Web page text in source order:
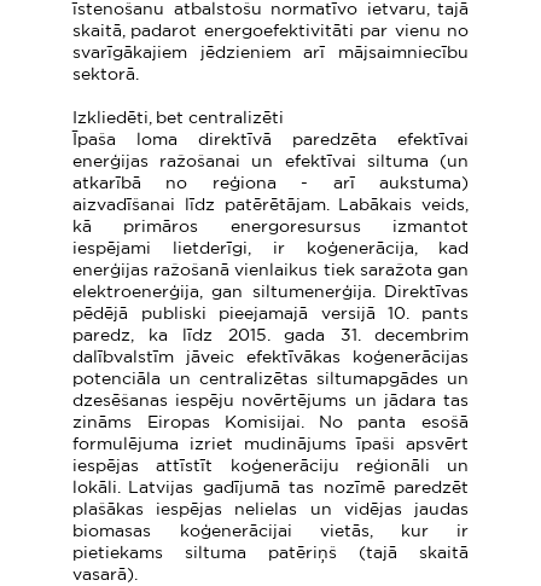
īstenošanu atbalstošu normatīvo ietvaru, tajā
skaitā, padarot energoefektivitāti par vienu no
svarīgākajiem jēdzieniem arī mājsaimniecību
sektorā.
Izkliedēti, bet centralizēti
Īpaša loma direktīvā paredzēta efektīvai
enerģijas ražošanai un efektīvai siltuma (un
atkarībā no reģiona - arī aukstuma)
aizvadīšanai līdz patērētājam. Labākais veids,
kā primāros energoresursus izmantot
iespējami lietderīgi, ir koģenerācija, kad
enerģijas ražošanā vienlaikus tiek saražota gan
elektroenerģija, gan siltumenerģija. Direktīvas
pēdējā publiski pieejamajā versijā 10. pants
paredz, ka līdz 2015. gada 31. decembrim
dalībvalstīm jāveic efektīvākas koģenerācijas
potenciāla un centralizētas siltumapgādes un
dzesēšanas iespēju novērtējums un jādara tas
zināms Eiropas Komisijai. No panta esošā
formulējuma izriet mudinājums īpaši apsvērt
iespējas attīstīt koģenerāciju reģionāli un
lokāli. Latvijas gadījumā tas nozīmē paredzēt
plašākas iespējas nelielas un vidējas jaudas
biomasas koģenerācijai vietās, kur ir
pietiekams siltuma patēriņš (tajā skaitā
vasarā).